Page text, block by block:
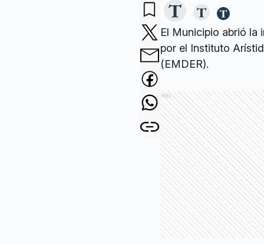
El Municipio abrió la
por el Instituto
(EMDER).
Ads